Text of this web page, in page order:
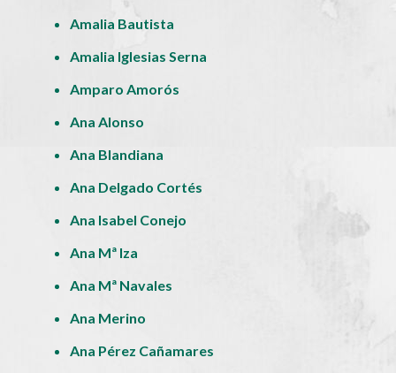
Amalia Bautista
Amalia Iglesias Serna
Amparo Amorós
Ana Alonso
Ana Blandiana
Ana Delgado Cortés
Ana Isabel Conejo
Ana Mª Iza
Ana Mª Navales
Ana Merino
Ana Pérez Cañamares